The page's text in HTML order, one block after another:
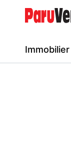
Immobilier